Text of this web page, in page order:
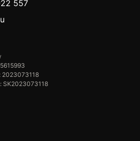
557
2023073118
SK2023073118